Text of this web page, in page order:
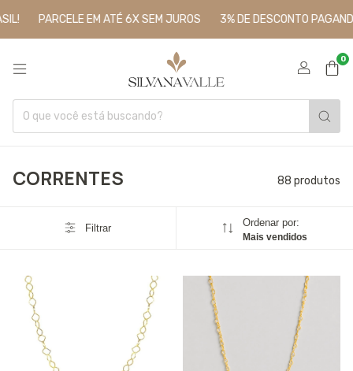
PARCELE EM ATÉ 6X SEM JUROS 3% DE DESCONTO PAGANDO
0
CORRENTES 88 produtos
Filtrar Ordenar por:
Mais vendidos